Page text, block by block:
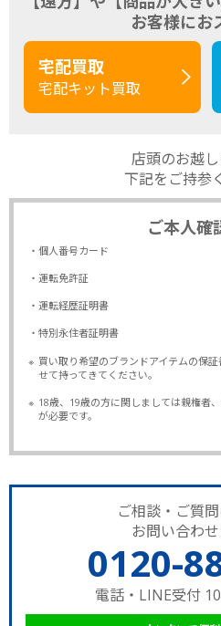
お客様にお
宅配買取
宅配キット買取
店頭のお越し
下記をご持参
ご本人確
・個人番号カード
・運転免許証
・運転経歴証明書
・特別永住者証明書
※ 買い取り希望のブランドアイテムの保
せて持ってきてください。
※ 18歳、19歳の方に関しましては親権者
が必要です。
ご相談・ご質
お問い合わ
0120-
電話・LINE受付